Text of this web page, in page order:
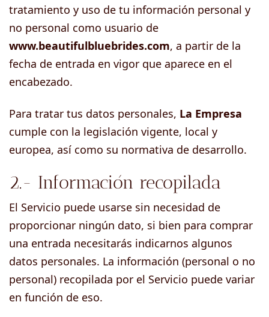
tratamiento y uso de tu información personal y
no personal como usuario de
www.beautifulbluebrides.com, a partir de la
fecha de entrada en vigor que aparece en el
encabezado.
Para tratar tus datos personales, La Empresa
cumple con la legislación vigente, local y
europea, así como su normativa de desarrollo.
2.- Información recopilada
El Servicio puede usarse sin necesidad de
proporcionar ningún dato, si bien para comprar
una entrada necesitarás indicarnos algunos
datos personales. La información (personal o no
personal) recopilada por el Servicio puede variar
en función de eso.